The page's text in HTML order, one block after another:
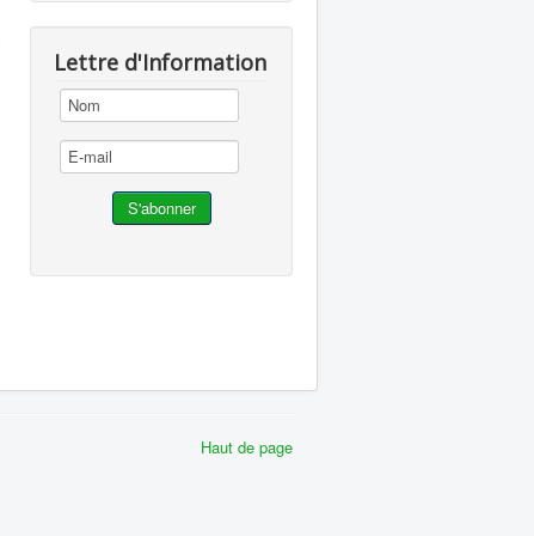
Lettre d'Information
Haut de page